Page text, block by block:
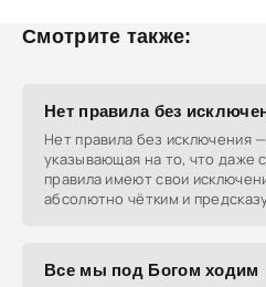
Смотрите также:
Нет правила без
Нет правила без исключения
указывающая на то, что даже
правила имеют свои
абсолютно чётким и
Все мы под Богом ходим